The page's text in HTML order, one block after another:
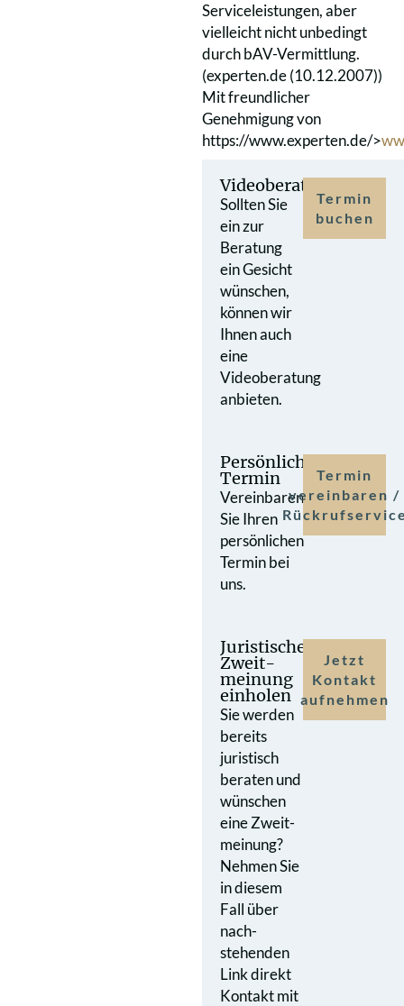
Serviceleistungen, aber
vielleicht nicht unbedingt
durch bAV-Vermittlung.
(experten.de (10.12.2007))
Mit freundlicher
Genehmigung von
https://www.experten.de/>
Videoberatung
Sollten Sie
ein zur
Beratung
ein Gesicht
wünschen,
können wir
Ihnen auch
eine
Videoberatung
anbieten.
Termin
buchen
Persönlicher
Termin
Vereinbaren
Sie Ihren
persönlichen
Termin bei
uns.
Termin
vereinbaren /
Juristische
Zweit­
meinung
einholen
Sie werden
bereits
juristisch
beraten und
wünschen
eine Zweit­
meinung?
Nehmen Sie
in diesem
Fall über
nach­
stehenden
Link direkt
Kontakt mit
Jetzt
Kontakt
aufnehmen